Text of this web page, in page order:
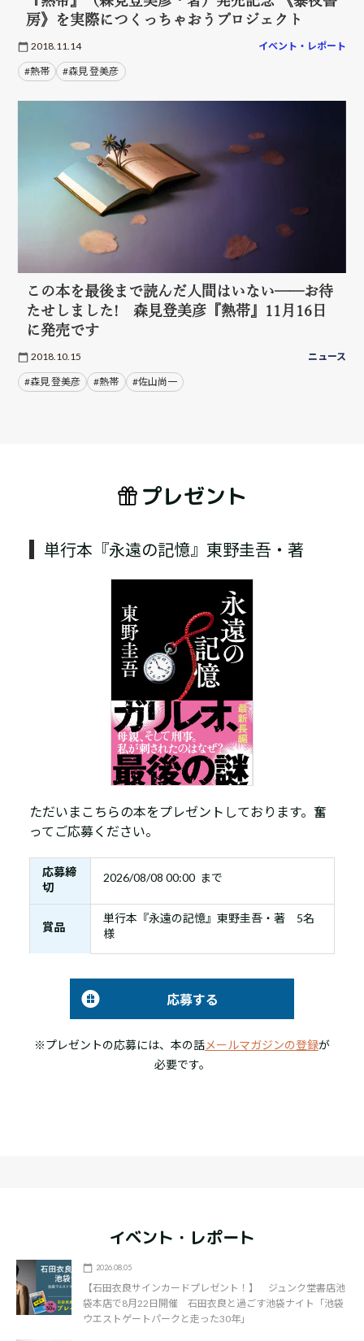
房》を実際につくっちゃおうプロジェクト
2018.11.14 イベント・レポート
#熱帯 #森見 登美彦
この本を最後まで読んだ人間はいない──お待
たせしました! 森見登美彦『熱帯』11月16日
に発売です
2018.10.15 ニュース
#森見 登美彦 #熱帯 #佐山尚一
プレゼント
単行本『永遠の記憶』東野圭吾・著
ただいまこちらの本をプレゼントしております。奮
ってご応募ください。
応募締
切
2026/08/08 00:00 まで
賞品
単行本『永遠の記憶』東野圭吾・著 5名
様
応募する
※プレゼントの応募には、本の話メールマガジンの登録が
必要です。
イベント・レポート
2026.08.05
【石田衣良サインカードプレゼント！】 ジュンク堂書店池
袋本店で8月22日開催 石田衣良と過ごす池袋ナイト「池袋
ウエストゲートパークと走った30年」